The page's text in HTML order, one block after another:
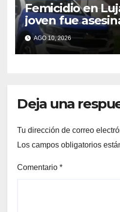
Femicidio en
joven fue
puñaladas
hijos
AGO 10, 2026
Deja una
Tu dirección de correo
Los campos obligatorios
Comentario *